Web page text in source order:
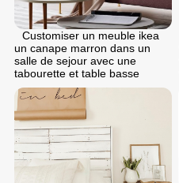
Customiser un meuble ikea
un canape marron dans un
salle de sejour avec une
tabourette et table basse